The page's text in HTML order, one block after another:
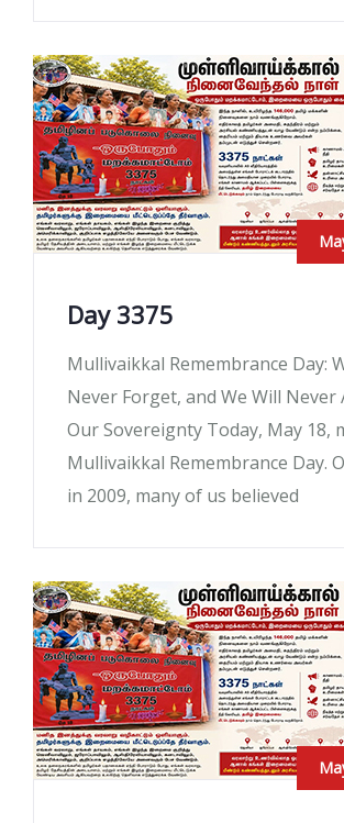
Day 3375
Mullivaikkal Remembrance Day:
Never Forget, and We Will Never
Our Sovereignty Today, May 18,
Mullivaikkal Remembrance Day.
in 2009, many of us believed